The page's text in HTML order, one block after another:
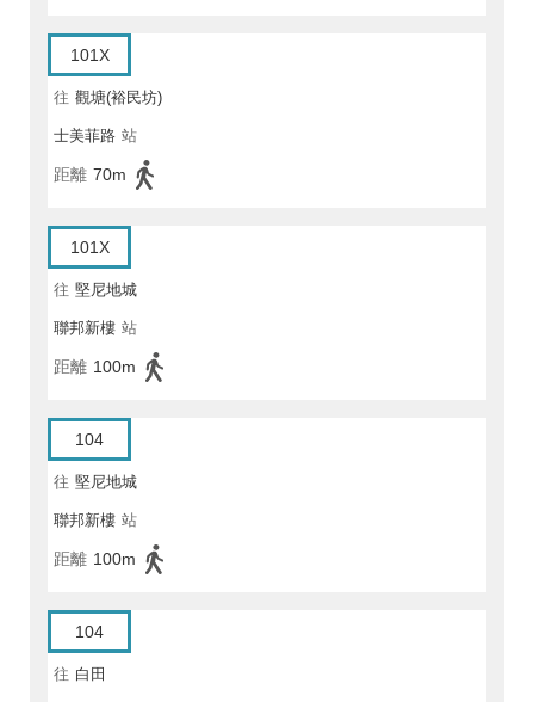
101X
往 觀塘(裕民坊)
士美菲路 站
距離 70m
101X
往 堅尼地城
聯邦新樓 站
距離 100m
104
往 堅尼地城
聯邦新樓 站
距離 100m
104
往 白田